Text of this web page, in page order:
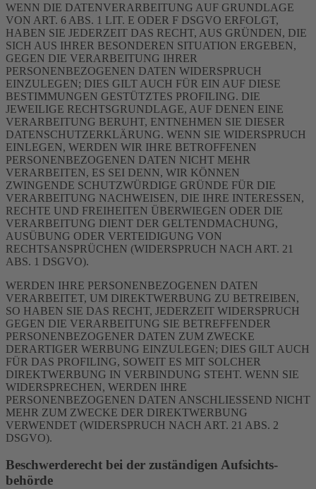
WENN DIE DATENVERARBEITUNG AUF GRUNDLAGE
VON ART. 6 ABS. 1 LIT. E ODER F DSGVO ERFOLGT,
HABEN SIE JEDERZEIT DAS RECHT, AUS GRÜNDEN, DIE
SICH AUS IHRER BESONDEREN SITUATION ERGEBEN,
GEGEN DIE VERARBEITUNG IHRER
PERSONENBEZOGENEN DATEN WIDERSPRUCH
EINZULEGEN; DIES GILT AUCH FÜR EIN AUF DIESE
BESTIMMUNGEN GESTÜTZTES PROFILING. DIE
JEWEILIGE RECHTSGRUNDLAGE, AUF DENEN EINE
VERARBEITUNG BERUHT, ENTNEHMEN SIE DIESER
DATENSCHUTZERKLÄRUNG. WENN SIE WIDERSPRUCH
EINLEGEN, WERDEN WIR IHRE BETROFFENEN
PERSONENBEZOGENEN DATEN NICHT MEHR
VERARBEITEN, ES SEI DENN, WIR KÖNNEN
ZWINGENDE SCHUTZWÜRDIGE GRÜNDE FÜR DIE
VERARBEITUNG NACHWEISEN, DIE IHRE INTERESSEN,
RECHTE UND FREIHEITEN ÜBERWIEGEN ODER DIE
VERARBEITUNG DIENT DER GELTENDMACHUNG,
AUSÜBUNG ODER VERTEIDIGUNG VON
RECHTSANSPRÜCHEN (WIDERSPRUCH NACH ART. 21
ABS. 1 DSGVO).
WERDEN IHRE PERSONENBEZOGENEN DATEN
VERARBEITET, UM DIREKTWERBUNG ZU BETREIBEN,
SO HABEN SIE DAS RECHT, JEDERZEIT WIDERSPRUCH
GEGEN DIE VERARBEITUNG SIE BETREFFENDER
PERSONENBEZOGENER DATEN ZUM ZWECKE
DERARTIGER WERBUNG EINZULEGEN; DIES GILT AUCH
FÜR DAS PROFILING, SOWEIT ES MIT SOLCHER
DIREKTWERBUNG IN VERBINDUNG STEHT. WENN SIE
WIDERSPRECHEN, WERDEN IHRE
PERSONENBEZOGENEN DATEN ANSCHLIESSEND NICHT
MEHR ZUM ZWECKE DER DIREKTWERBUNG
VERWENDET (WIDERSPRUCH NACH ART. 21 ABS. 2
DSGVO).
Beschwerde­recht bei der zuständigen Aufsichts­
behörde